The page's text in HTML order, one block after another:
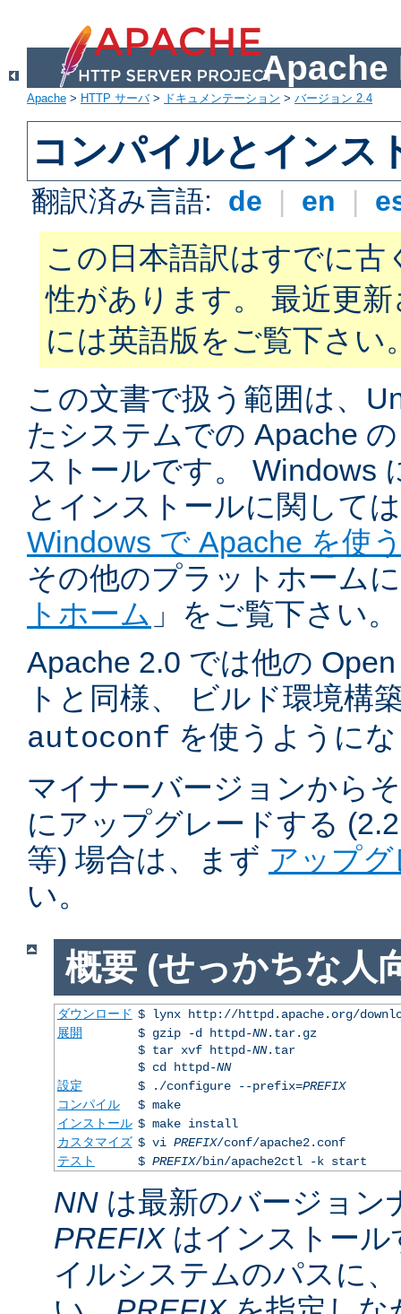
Apache
Apache > HTTP サーバ> ドキュメンテーション > バージョン 2.4
コンパイルとインス
翻訳済み言語: de | en |
この日本語訳はすでに古
性があります。 最近更
には英語版をご覧下さい
この文書で扱う範囲は、
たシステムでの Apache
ストールです。 Windows
とインストールに関して
Windows で Apache を使
その他のプラットホーム
トホーム 」をご覧下さい。
Apache 2.0 では他の
トと同様、 ビルド環境構
autoconf を使うように
マイナーバージョンから
にアップグレードする
等) 場合は、まず アップ
い。
概要 (せっかちな人
ダウンロード $ lynx http://httpd.apache.org/
展開
$ gzip -d httpd-NN.tar.gz
$ tar xvf httpd-NN.tar
$ cd httpd-NN
設定
$ ./configure --prefix=PREFIX
コンパイル
$ make
インストール $ make install
カスタマイズ $ vi PREFIX/conf/apache2.conf
テスト
$ PREFIX/bin/apache2ctl -k start
NN は最新のバージョン
PREFIXはインストール
イルシステムのパスに